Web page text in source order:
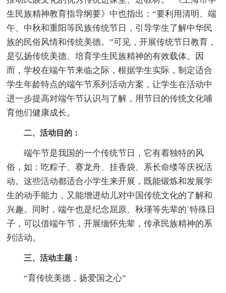
生民族精神教育指导纲要》中也指出：“要利用清明、端
午、中秋和重阳等民族传统节日，引导学生了解中华民
族的民俗风情和传统美德。”可见，开展传统节日教育，
是弘扬传统美德、培育学生民族精神的有效载体。因
而，学校在端午节来临之际，根据学生实际，制定适合
学生年龄特点的端午节系列活动方案，让学生在活动中
进一步提高对端午节认识与了解，用节日的传统文化哺
育他们健康成长。
二、活动目的：
端午节是我国的一个传统节日，它有着独特的风
俗，如：吃粽子、赛龙舟、挂香袋、系长命缕等庆祝活
动。这些活动都适合小学生来开展，既能锻炼和发展学
生的动手能力，又能增进幼儿对中国传统文化的了解和
兴趣。同时，端午也是纪念屈原、秋瑾等先辈的`特殊日
子，可以借端午节，开展缅怀先辈，传承民族精神的系
列活动。
三、活动主题：
“育传统美德，扬爱国之心”